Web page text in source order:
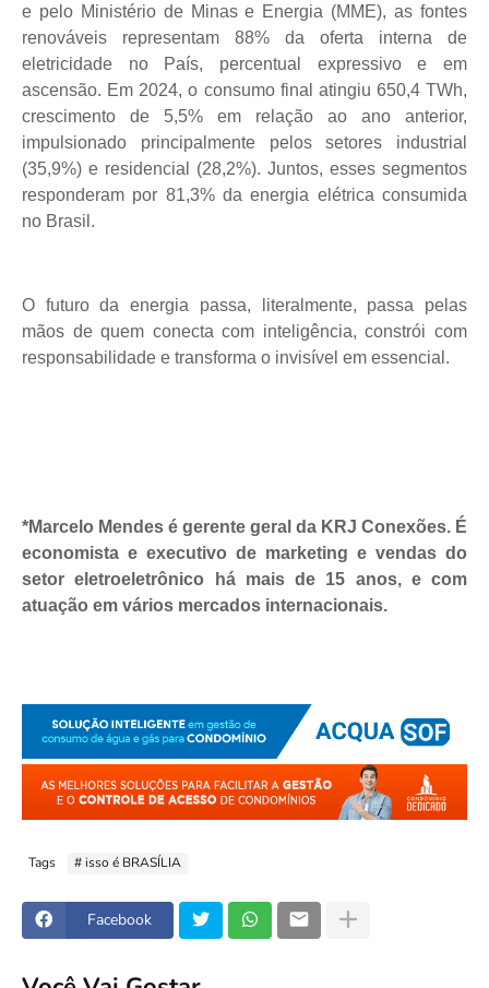
e pelo Ministério de Minas e Energia (MME), as fontes
renováveis representam 88% da oferta interna de
eletricidade no País, percentual expressivo e em
ascensão. Em 2024, o consumo final atingiu 650,4 TWh,
crescimento de 5,5% em relação ao ano anterior,
impulsionado principalmente pelos setores industrial
(35,9%) e residencial (28,2%). Juntos, esses segmentos
responderam por 81,3% da energia elétrica consumida
no Brasil.
O futuro da energia passa, literalmente, passa pelas
mãos de quem conecta com inteligência, constrói com
responsabilidade e transforma o invisível em essencial.
*Marcelo Mendes é gerente geral da KRJ Conexões. É
economista e executivo de marketing e vendas do
setor eletroeletrônico há mais de 15 anos, e com
atuação em vários mercados internacionais.
Tags # isso é BRASÍLIA
Facebook